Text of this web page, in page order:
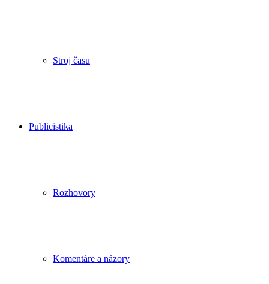
Stroj času
Publicistika
Rozhovory
Komentáre a názory